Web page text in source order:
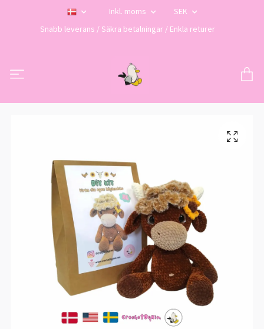
Inkl. moms
SEK
Snabb leverans / Säkra betalningar / Enkla returer